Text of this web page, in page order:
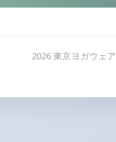
2026 東京ヨガウェア